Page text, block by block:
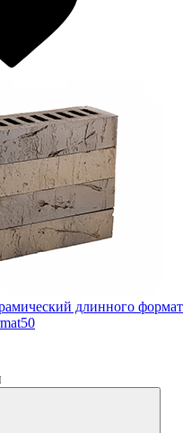
длинного